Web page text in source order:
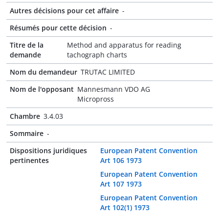
Autres décisions pour cet affaire -
Résumés pour cette décision -
Titre de la
demande
Method and apparatus for reading
tachograph charts
Nom du demandeur TRUTAC LIMITED
Nom de l'opposant Mannesmann VDO AG
Micropross
Chambre 3.4.03
Sommaire -
Dispositions juridiques
pertinentes
European Patent Convention
Art 106 1973
European Patent Convention
Art 107 1973
European Patent Convention
Art 102(1) 1973